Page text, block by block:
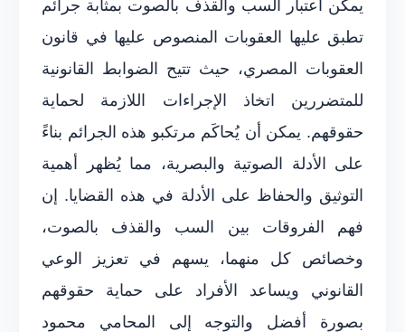
يمكن اعتبار السب والقذف بالصوت بمثابة جرائم
تطبق عليها العقوبات المنصوص عليها في قانون
العقوبات المصري، حيث تتيح الضوابط القانونية
للمتضررين اتخاذ الإجراءات اللازمة لحماية
حقوقهم. يمكن أن يُحاكَم مرتكبو هذه الجرائم بناءً
على الأدلة الصوتية والبصرية، مما يُظهر أهمية
التوثيق والحفاظ على الأدلة في هذه القضايا. إن
فهم الفروقات بين السب والقذف بالصوت،
وخصائص كل منهما، يسهم في تعزيز الوعي
القانوني ويساعد الأفراد على حماية حقوقهم
بصورة أفضل والتوجه إلى المحامي محمود